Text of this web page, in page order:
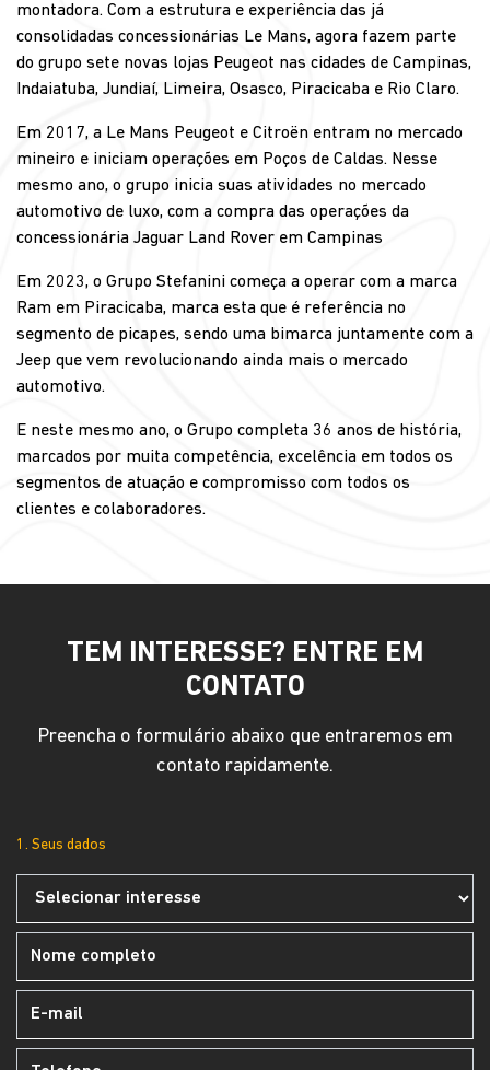
montadora. Com a estrutura e experiência das já
consolidadas concessionárias Le Mans, agora fazem parte
do grupo sete novas lojas Peugeot nas cidades de Campinas,
Indaiatuba, Jundiaí, Limeira, Osasco, Piracicaba e Rio Claro.
Em 2017, a Le Mans Peugeot e Citroën entram no mercado
mineiro e iniciam operações em Poços de Caldas. Nesse
mesmo ano, o grupo inicia suas atividades no mercado
automotivo de luxo, com a compra das operações da
concessionária Jaguar Land Rover em Campinas
Em 2023, o Grupo Stefanini começa a operar com a marca
Ram em Piracicaba, marca esta que é referência no
segmento de picapes, sendo uma bimarca juntamente com a
Jeep que vem revolucionando ainda mais o mercado
automotivo.
E neste mesmo ano, o Grupo completa 36 anos de história,
marcados por muita competência, excelência em todos os
segmentos de atuação e compromisso com todos os
clientes e colaboradores.
TEM INTERESSE? ENTRE EM
CONTATO
Preencha o formulário abaixo que entraremos em
contato rapidamente.
1. Seus dados